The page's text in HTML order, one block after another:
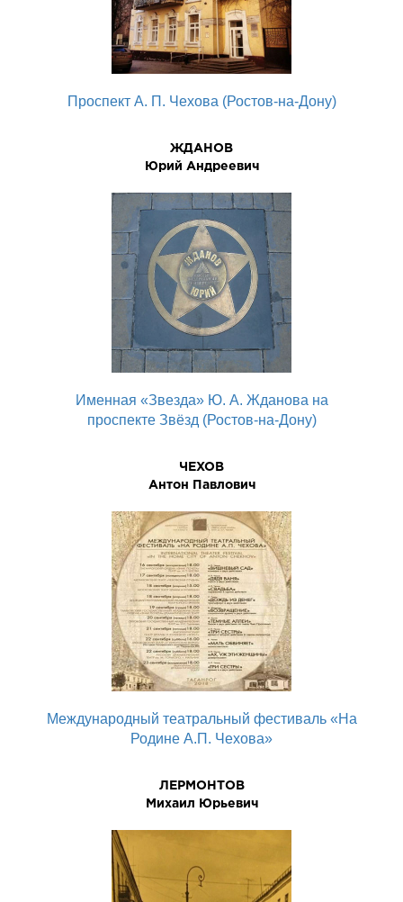
Проспект А. П. Чехова (Ростов-на-Дону)
ЖДАНОВ
Юрий Андреевич
Именная «Звезда» Ю. А. Жданова на
проспекте Звёзд (Ростов-на-Дону)
ЧЕХОВ
Антон Павлович
Международный театральный фестиваль «На
Родине А.П. Чехова»
ЛЕРМОHТОВ
Михаил Юpьевич